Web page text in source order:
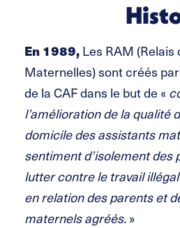
En 1989,Les RAM (Relais
Maternelles) sont créés
de la CAF dans le but de «
l’amélioration de la qualité
domicile des assistants
sentiment d’isolement des
lutter contre le travail
en relation des parents et
maternels agréés.»